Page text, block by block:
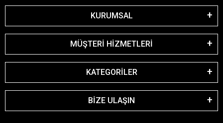
KURUMSAL
MÜŞTERİ HİZMETLERİ
KATEGORİLER
BİZE ULAŞIN